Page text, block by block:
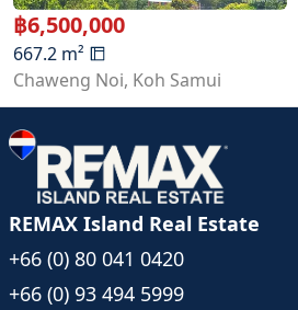
฿6,500,000
667.2 m²
Chaweng Noi, Koh Samui
REMAX Island Real Estate
+66 (0) 80 041 0420
+66 (0) 93 494 5999